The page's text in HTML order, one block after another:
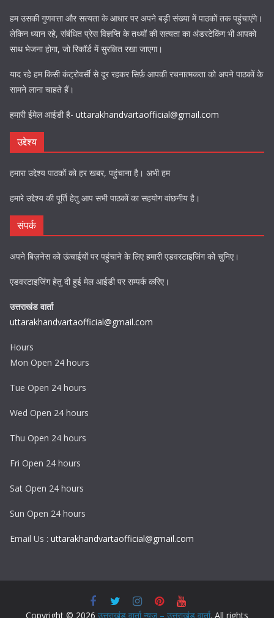
हम उसकी गुणवत्ता और सत्यता के आधार पर अपने बड़ी संख्या में पाठकों तक पहुंचाएंगे।
लेकिन ध्यान रहे, संबंधित प्रेस विज्ञप्ति के तथ्यों की सत्यता का अंडरटेकिंग भी आपको
साथ भेजना होगा, जो रिकॉर्ड में सुरक्षित रखा जाएगा।
याद रहे हम किसी कंट्रोवर्सी से दूर रहकर सिर्फ़ आपकी रचनात्मकता को अपने पाठकों के
सामने लाना चाहते हैं।
हमारी ईमेल आईडी है- uttarakhandvartaofficial@gmail.com
उद्देश्य
हमारा उद्देश्य पाठकों को हर खबर, पहुंचाना है। अभी हम
हमारे उद्देश्य की पूर्ति हेतु आप सभी पाठकों का सहयोग वांछनीय है।
संपर्क
अपने बिज़नेस को ऊंचाईयों पर पहुंचाने के लिए हमारी एडवरटाइजिंग को चुनिए।
एडवरटाइजिंग हेतु दी हुई मेल आईडी पर सम्पर्क करिए।
उत्तराखंड वार्ता
uttarakhandvartaofficial@gmail.com
Hours
Mon Open 24 hours
Tue Open 24 hours
Wed Open 24 hours
Thu Open 24 hours
Fri Open 24 hours
Sat Open 24 hours
Sun Open 24 hours
Email Us : uttarakhandvartaofficial@gmail.com
Copyright © 2026 उत्तराखंड वार्ता न्यूज़ – उत्तराखंड वार्ता. All rights